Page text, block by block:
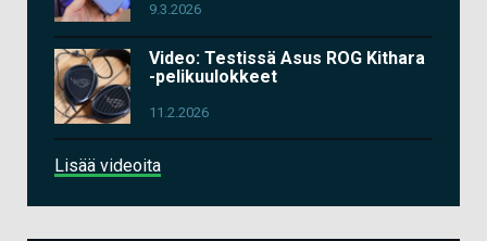
9.3.2026
Video: Testissä Asus ROG Kithara
-pelikuulokkeet
11.2.2026
Lisää videoita